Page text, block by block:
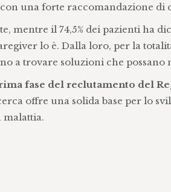
una forte raccomandazione di
mentre il 74,5% dei pazienti ha
lo è. Dalla loro, per la
a trovare soluzioni che
fase del reclutamento del
offre una solida base per lo
malattia.